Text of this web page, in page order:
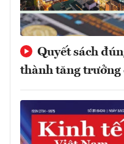
Quyết sách
thành tăng trưởng